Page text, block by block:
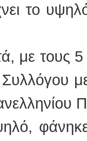
το
με τους